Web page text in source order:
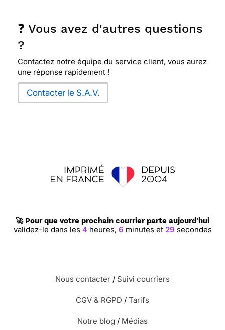
❓ Vous avez d'autres questions
?
Contactez notre équipe du service client, vous aurez
une réponse rapidement !
Contacter le S.A.V.
🚀 Pour que votre prochain courrier parte aujourd'hui
validez-le dans les 4heures, 6 minutes et 28 secondes
Nous contacter / Suivi courriers
CGV & RGPD / Tarifs
Notre blog / Médias